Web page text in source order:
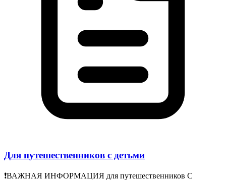
Для путешественников с детьми
❗️ВАЖНАЯ ИНФОРМАЦИЯ для путешественников С